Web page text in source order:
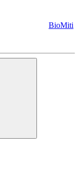
BioMiti